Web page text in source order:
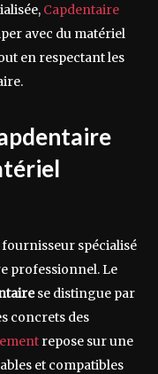
Capdentaire
avec du matériel
en respectant les
spécialisé
professionnel. Le
se distingue par
concrets des
repose sur une
et compatibles